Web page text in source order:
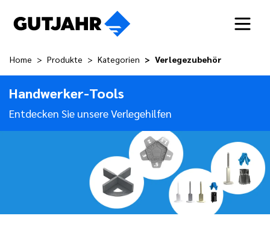
Home Produkte Kategorien Verlegezubehör
Handwerker-Tools
Entdecken Sie unsere Verlegehilfen